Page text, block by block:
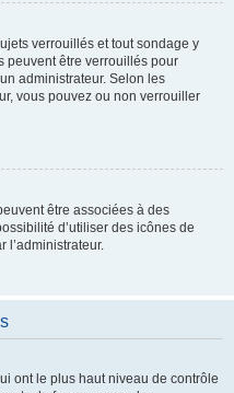
verrouillés et tout sondage y
peuvent être verrouillés pour
administrateur. Selon les
vous pouvez ou non verrouiller
être associées à des
d’utiliser des icônes de
l’administrateur.
ont le plus haut niveau de contrôle